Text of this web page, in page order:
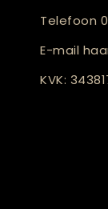
Telefoon
E-mail
KVK: